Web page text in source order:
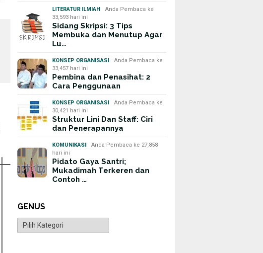
LITERATUR ILMIAH
Anda Pembaca ke
33,593 hari ini
Sidang Skripsi: 3 Tips
Membuka dan Menutup Agar
Lu…
KONSEP ORGANISASI
Anda Pembaca ke
33,457 hari ini
Pembina dan Penasihat: 2
Cara Penggunaan
KONSEP ORGANISASI
Anda Pembaca ke
30,421 hari ini
Struktur Lini Dan Staff: Ciri
dan Penerapannya
KOMUNIKASI
Anda Pembaca ke 27,858
hari ini
Pidato Gaya Santri;
Mukadimah Terkeren dan
Contoh …
GENUS
Genus